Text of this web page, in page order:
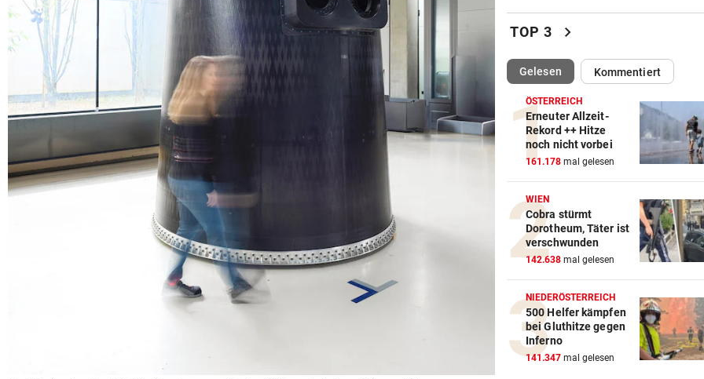
ohne Bergeinsatz
ERHÖHTE WERTE:
Der nächste Badesee muss
geschlossen werden
OBERÖSTERREICH vor
„Wer will mich?“: Diese
haben kein Zuhause
TOP 3 chevron_right
Gelesen(ausgewählt)Kommentiert
ÖSTERREICH
Erneuter Allzeit-
Rekord ++ Hitze
noch nicht vorbei
161.178 mal gelesen
WIEN
Cobra stürmt
Dorotheum, Täter ist
verschwunden
142.638 mal gelesen
NIEDERÖSTERREICH
500 Helfer kämpfen
bei Gluthitze gegen
Inferno
141.347 mal gelesen